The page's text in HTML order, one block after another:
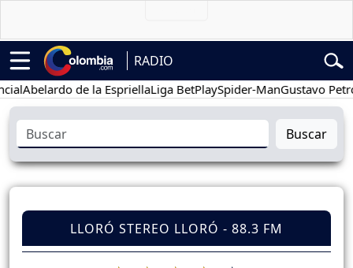
RADIO
de la EspriellaLiga BetPlaySpider-ManGustavo Petro
Buscar
LLORÓ STEREO LLORÓ - 88.3 FM